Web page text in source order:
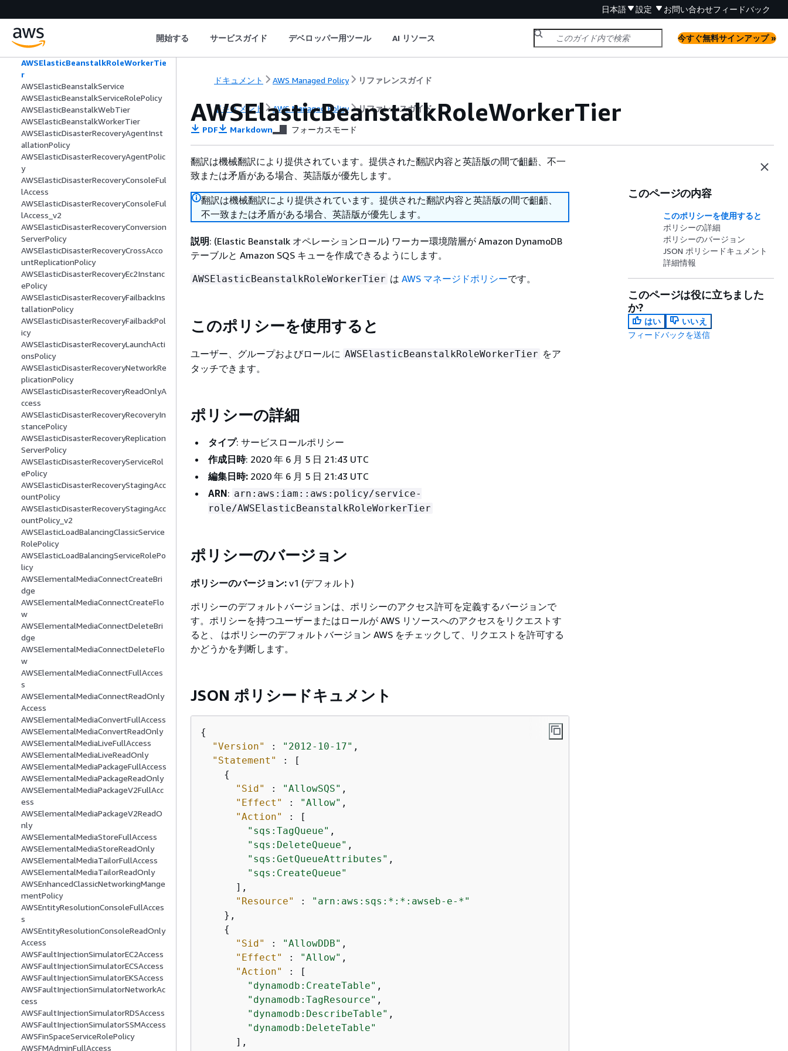
日本語 設定 お問い合わせフィードバック
開始する サービスガイド デベロッパー用ツール AI リソース 今すぐ無料サインアップ »
AWSElasticBeanstalkRoleECS
AWSElasticBeanstalkRoleRDS
AWSElasticBeanstalkRoleSNS
AWSElasticBeanstalkRoleWorkerTie
r
AWSElasticBeanstalkService
AWSElasticBeanstalkServiceRolePolicy
AWSElasticBeanstalkWebTier
AWSElasticBeanstalkWorkerTier
AWSElasticDisasterRecoveryAgentInst
allationPolicy
AWSElasticDisasterRecoveryAgentPolic
y
AWSElasticDisasterRecoveryConsoleFul
lAccess
AWSElasticDisasterRecoveryConsoleFul
lAccess_v2
AWSElasticDisasterRecoveryConversion
ServerPolicy
AWSElasticDisasterRecoveryCrossAcco
untReplicationPolicy
AWSElasticDisasterRecoveryEc2Instanc
ePolicy
AWSElasticDisasterRecoveryFailbackIns
tallationPolicy
AWSElasticDisasterRecoveryFailbackPol
icy
AWSElasticDisasterRecoveryLaunchActi
onsPolicy
AWSElasticDisasterRecoveryNetworkRe
plicationPolicy
AWSElasticDisasterRecoveryReadOnlyA
ccess
AWSElasticDisasterRecoveryRecoveryIn
stancePolicy
AWSElasticDisasterRecoveryReplication
ServerPolicy
AWSElasticDisasterRecoveryServiceRol
ePolicy
AWSElasticDisasterRecoveryStagingAcc
ountPolicy
AWSElasticDisasterRecoveryStagingAcc
ountPolicy_v2
AWSElasticLoadBalancingClassicService
RolePolicy
AWSElasticLoadBalancingServiceRolePo
licy
AWSElementalMediaConnectCreateBri
dge
AWSElementalMediaConnectCreateFlo
w
AWSElementalMediaConnectDeleteBri
dge
AWSElementalMediaConnectDeleteFlo
w
AWSElementalMediaConnectFullAcces
s
AWSElementalMediaConnectReadOnly
Access
AWSElementalMediaConvertFullAccess
AWSElementalMediaConvertReadOnly
AWSElementalMediaLiveFullAccess
AWSElementalMediaLiveReadOnly
AWSElementalMediaPackageFullAccess
AWSElementalMediaPackageReadOnly
AWSElementalMediaPackageV2FullAcc
ess
AWSElementalMediaPackageV2ReadO
nly
AWSElementalMediaStoreFullAccess
AWSElementalMediaStoreReadOnly
AWSElementalMediaTailorFullAccess
AWSElementalMediaTailorReadOnly
AWSEnhancedClassicNetworkingMange
mentPolicy
AWSEntityResolutionConsoleFullAcces
s
AWSEntityResolutionConsoleReadOnly
Access
AWSFaultInjectionSimulatorEC2Access
AWSFaultInjectionSimulatorECSAccess
AWSFaultInjectionSimulatorEKSAccess
AWSFaultInjectionSimulatorNetworkAc
cess
AWSFaultInjectionSimulatorRDSAccess
AWSFaultInjectionSimulatorSSMAccess
AWSFinSpaceServiceRolePolicy
AWSFMAdminFullAccess
ドキュメント AWS Managed Policy リファレンスガイド
ドキュメント AWS Managed Policy リファレンスガイド
AWSElasticBeanstalkRoleWorkerTier
PDF Markdown フォーカスモード
翻訳は機械翻訳により提供されています。提供された翻訳内容と英語版の間で齟齬、不一
致または矛盾がある場合、英語版が優先します。
翻訳は機械翻訳により提供されています。提供された翻訳内容と英語版の間で齟齬、
不一致または矛盾がある場合、英語版が優先します。
説明: (Elastic Beanstalk オペレーションロール) ワーカー環境階層が Amazon DynamoDB
テーブルと Amazon SQS キューを作成できるようにします。
AWSElasticBeanstalkRoleWorkerTier は AWS マネージドポリシーです。
このポリシーを使用すると
ユーザー、グループおよびロールに AWSElasticBeanstalkRoleWorkerTier をア
タッチできます。
ポリシーの詳細
タイプ: サービスロールポリシー
作成日時: 2020 年 6 月 5 日 21:43 UTC
編集日時: 2020 年 6 月 5 日 21:43 UTC
ARN: arn:aws:iam::aws:policy/service-
role/AWSElasticBeanstalkRoleWorkerTier
ポリシーのバージョン
ポリシーのバージョン: v1 (デフォルト)
ポリシーのデフォルトバージョンは、ポリシーのアクセス許可を定義するバージョンで
す。ポリシーを持つユーザーまたはロールが AWS リソースへのアクセスをリクエストす
ると、 はポリシーのデフォルトバージョン AWS をチェックして、リクエストを許可する
かどうかを判断します。
JSON ポリシードキュメント
{
"Version"
: "2012-10-17" ,
"Statement"
: [
{
"Sid"
: "AllowSQS" ,
"Effect"
: "Allow" ,
"Action"
: [
"sqs:TagQueue" ,
"sqs:DeleteQueue" ,
"sqs:GetQueueAttributes" ,
"sqs:CreateQueue"
      ],
"Resource"
:
"arn:aws:sqs:*:*:awseb-e-*"
    },
{
"Sid"
: "AllowDDB" ,
"Effect"
: "Allow" ,
"Action"
: [
"dynamodb:CreateTable" ,
"dynamodb:TagResource" ,
"dynamodb:DescribeTable" ,
"dynamodb:DeleteTable"
      ],
このページの内容
このポリシーを使用すると
ポリシーの詳細
ポリシーのバージョン
JSON ポリシードキュメント
詳細情報
このページは役に立ちました
か?
はい
いいえ
フィードバックを送信